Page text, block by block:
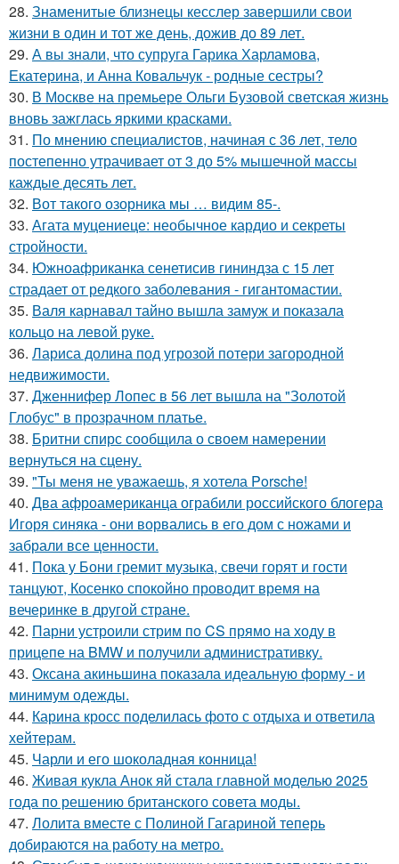
28. Знаменитые близнецы кесслер завершили свои
жизни в один и тот же день, дожив до 89 лет.
29. А вы знали, что супруга Гарика Харламова,
Екатерина, и Анна Ковальчук - родные сестры?
30. В Москве на премьере Ольги Бузовой светская жизнь
вновь зажглась яркими красками.
31. По мнению специалистов, начиная с 36 лет, тело
постепенно утрачивает от 3 до 5% мышечной массы
каждые десять лет.
32. Вот такого озорника мы … видим 85-.
33. Агата муцениеце: необычное кардио и секреты
стройности.
34. Южноафриканка сенетисив гининдза с 15 лет
страдает от редкого заболевания - гигантомастии.
35. Валя карнавал тайно вышла замуж и показала
кольцо на левой руке.
36. Лариса долина под угрозой потери загородной
недвижимости.
37. Дженнифер Лопес в 56 лет вышла на "Золотой
Глобус" в прозрачном платье.
38. Бритни спирс сообщила о своем намерении
вернуться на сцену.
39. "Ты меня не уважаешь, я хотела Porsche!
40. Два афроамериканца ограбили российского блогера
Игоря синяка - они ворвались в его дом с ножами и
забрали все ценности.
41. Пока у Бони гремит музыка, свечи горят и гости
танцуют, Косенко спокойно проводит время на
вечеринке в другой стране.
42. Парни устроили стрим по CS прямо на ходу в
прицепе на BMW и получили административку.
43. Оксана акиньшина показала идеальную форму - и
минимум одежды.
44. Карина кросс поделилась фото с отдыха и ответила
хейтерам.
45. Чарли и его шоколадная конница!
46. Живая кукла Анок яй стала главной моделью 2025
года по решению британского совета моды.
47. Лолита вместе с Полиной Гагариной теперь
добираются на работу на метро.